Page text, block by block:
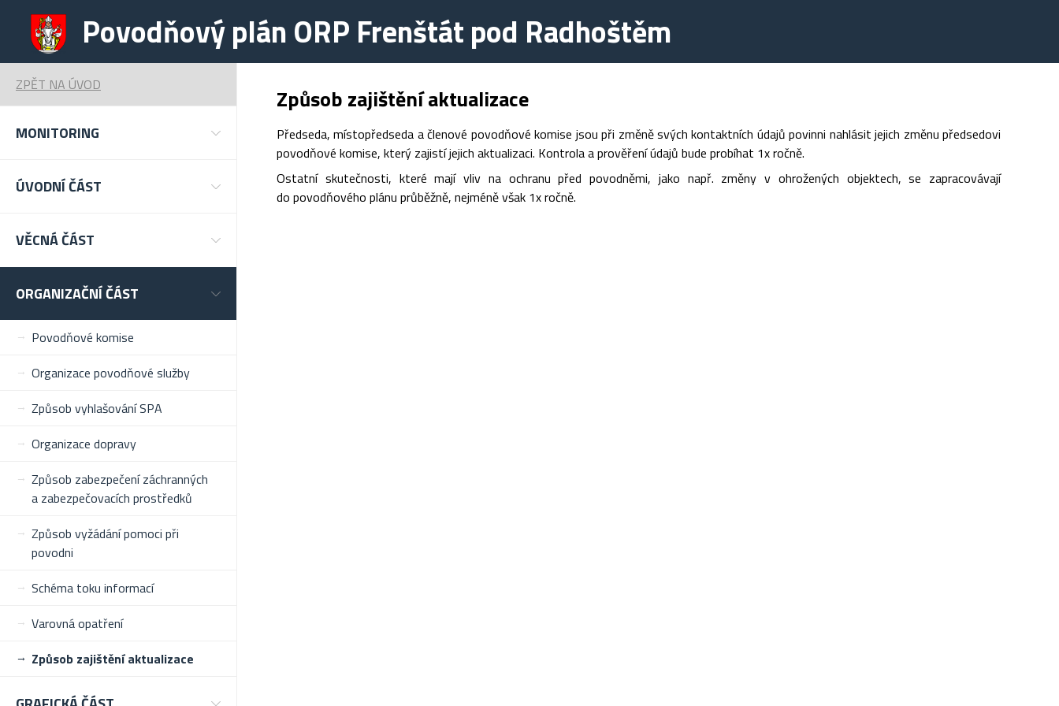
Povodňový plán ORP Frenštát pod Radhoštěm
ZPĚT NA ÚVOD
MONITORING
ÚVODNÍ ČÁST
VĚCNÁ ČÁST
ORGANIZAČNÍ ČÁST
Povodňové komise
Organizace povodňové služby
Způsob vyhlašování SPA
Organizace dopravy
Způsob zabezpečení záchranných
a zabezpečovacích prostředků
Způsob vyžádání pomoci při
povodni
Schéma toku informací
Varovná opatření
Způsob zajištění aktualizace
Způsob zajištění aktualizace
Předseda, místopředseda a členové povodňové komise jsou při změně svých kontaktních údajů povinni nahlásit jejich změnu předsedovi
povodňové komise, který zajistí jejich aktualizaci. Kontrola a prověření údajů bude probíhat 1x ročně.
Ostatní skutečnosti, které mají vliv na ochranu před povodněmi, jako např. změny v ohrožených objektech, se zapracovávají
do povodňového plánu průběžně, nejméně však 1x ročně.